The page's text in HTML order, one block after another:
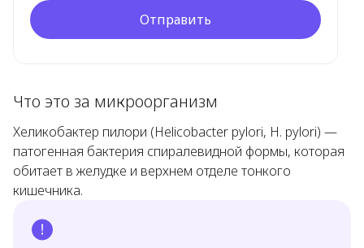
Отправить
Что это за микроорганизм
Хеликобактер пилори (Helicobacter pylori, H. pylori) —
патогенная бактерия спиралевидной формы, которая
обитает в желудке и верхнем отделе тонкого
кишечника.